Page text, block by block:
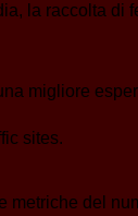
la raccolta di
migliore
sites.
metriche del